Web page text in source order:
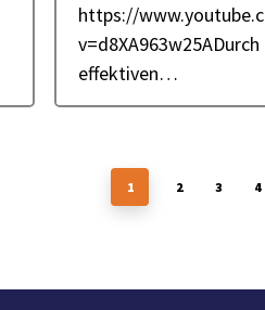
https://
v=d8XA963w25ADurch
effektiven…
1 2 3 4